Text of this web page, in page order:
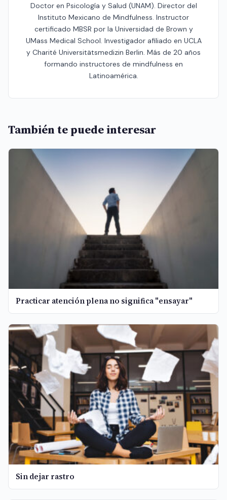
Doctor en Psicología y Salud (UNAM). Director del
Instituto Mexicano de Mindfulness. Instructor
certificado MBSR por la Universidad de Brown y
UMass Medical School. Investigador afiliado en UCLA
y Charité Universitätsmedizin Berlin. Más de 20 años
formando instructores de mindfulness en
Latinoamérica.
También te puede interesar
Practicar atención plena no significa "ensayar"
Sin dejar rastro